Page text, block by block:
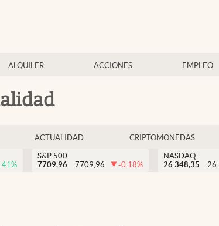
ALQUILER ACCIONES EMPLEO
ACTUALIDAD CRIPTOMONEDAS
%
S&P 500
7709,96
7709,96 -0.18%
NASDAQ
26.348,35